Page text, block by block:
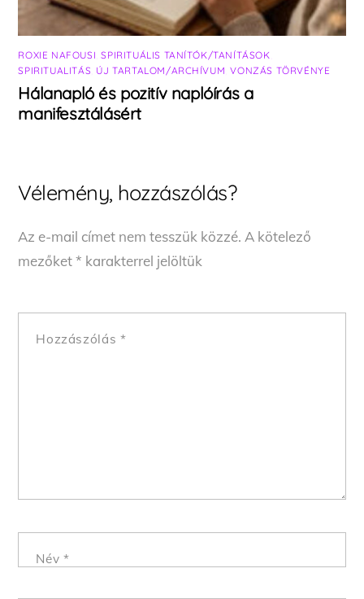
ROXIE NAFOUSI ,SPIRITUÁLIS TANÍTÓK/TANÍTÁSOK
SPIRITUALITÁS ÚJ TARTALOM/ARCHÍVUM ,VONZÁS TÖRVÉNYE
Hálanapló és pozitív naplóírás a
manifesztálásért
Vélemény, hozzászólás?
Az e-mail címet nem tesszük közzé. A kötelező
mezőket* karakterrel jelöltük
Hozzászólás *
Név *